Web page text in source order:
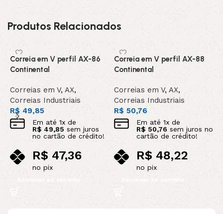
Produtos Relacionados
Correia em V perfil AX-86
Continental
Correias em V,AX,
Correias Industriais
R$ 49,85
Em até1x de
R$ 49,85 sem juros
no cartão de crédito!
R$47,36
no pix
Adicionar ao carrinho
Correia em V perfil AX-88
Continental
Correias em V, AX,
Correias Industriais
R$ 50,76
Em até 1x de
R$ 50,76sem juros no
cartão de crédito!
R$ 48,22
no pix
Adicionar ao carrinho